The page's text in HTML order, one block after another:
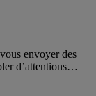
envoyer des
d’attentions…